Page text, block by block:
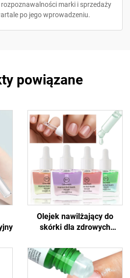
marki i sprzedaży
po jego wprowadzeniu.
powiązane
Olejek nawilżający do
skórki dla zdrowych